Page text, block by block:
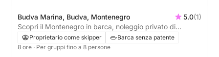
Budva Marina, Budva, Montenegro 5.0(1)
Scopri il Montenegro in barca, noleggio privato di
un'intera giornata da Budva
Proprietario come skipper
Barca senza patente
8 ore · Per gruppi fino a 8 persone